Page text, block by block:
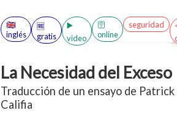
es antipunitivista, no utiliza
nombres y propone pensar las
interseccionalidades y formas de
comunidad
🇬🇧
inglés
🆓
gratis
▶️
video
🛜
online
seguridad
La Necesidad del Exceso
Traducción de un ensayo de Patrick
Califia